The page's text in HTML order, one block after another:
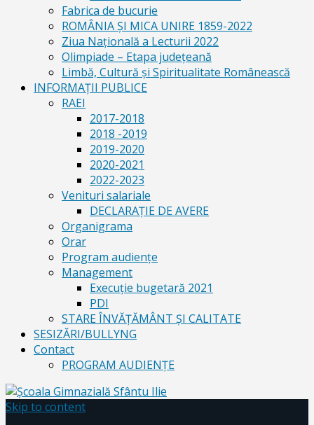
Fabrica de bucurie
ROMÂNIA ŞI MICA UNIRE 1859-2022
Ziua Naţională a Lecturii 2022
Olimpiade – Etapa judeţeană
Limbă, Cultură și Spiritualitate Românească
INFORMAŢII PUBLICE
RAEI
2017-2018
2018 -2019
2019-2020
2020-2021
2022-2023
Venituri salariale
DECLARAŢIE DE AVERE
Organigrama
Orar
Program audiențe
Management
Execuţie bugetară 2021
PDI
STARE ÎNVĂȚĂMÂNT ȘI CALITATE
SESIZĂRI/BULLYNG
Contact
PROGRAM AUDIENŢE
Skip to content